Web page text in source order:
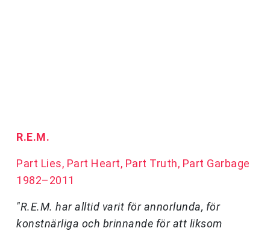
R.E.M.
Part Lies, Part Heart, Part Truth, Part Garbage
1982–2011
"R.E.M. har alltid varit för annorlunda, för
konstnärliga och brinnande för att liksom